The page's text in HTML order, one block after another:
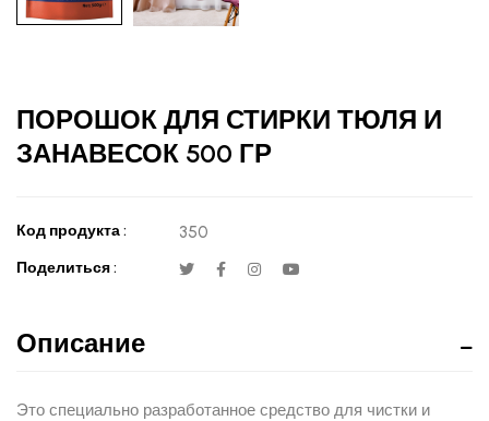
ПОРОШОК ДЛЯ СТИРКИ ТЮЛЯ И
ЗАНАВЕСОК 500 ГР
Код продукта : 350
Поделиться :
Описание
Это специально разработанное средство для чистки и